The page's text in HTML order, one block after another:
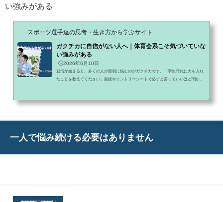
い強みがある
スポーツ選手達の思考・生き方から学ぶサイト
ガクチカに自信がない人へ｜体育会系こそ気づいていな
い強みがある
🕒️2026年6月10日
就活が始まると、多くの人が最初に悩むのがガクチカです。「学生時代に力を入れ
たことを教えてください」面接やエントリーシートで必ずと言っていいほど聞かれ
一人で悩み続ける必要はありません